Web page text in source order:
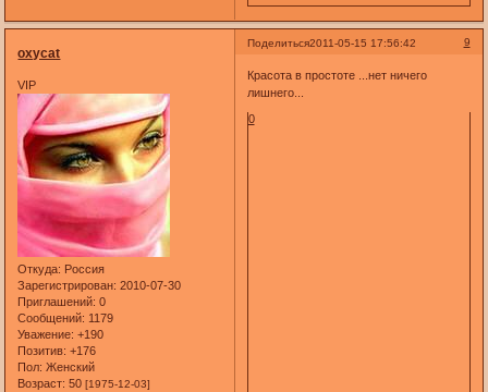
Поделиться 9
2011-05-15 17:56:42
oxycat
VIP
Откуда: Россия
Зарегистрирован: 2010-07-30
Приглашений: 0
Сообщений: 1179
Уважение: +190
Позитив: +176
Пол: Женский
Возраст: 50[1975-12-03]
Красота в простоте ...нет ничего
лишнего...
0